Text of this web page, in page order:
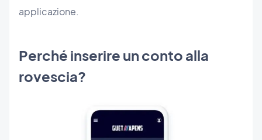
applicazione.
Perché inserire un conto alla
rovescia?